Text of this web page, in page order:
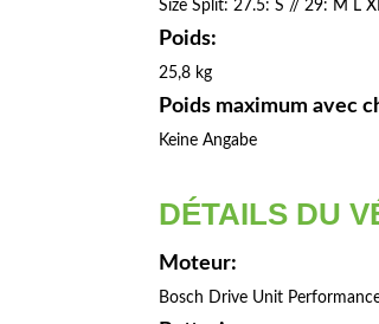
Size Split: 27.5: S // 29: M L
Poids:
25,8 kg
Poids maximum avec
Keine Angabe
DÉTAILS DU
Moteur:
Bosch Drive Unit